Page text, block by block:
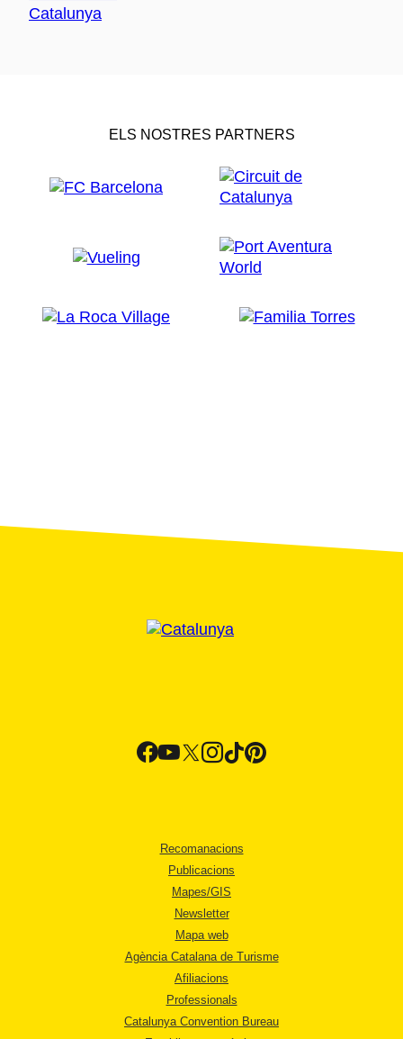
ELS NOSTRES PARTNERS
Recomanacions
Publicacions
Mapes/GIS
Newsletter
Mapa web
Agència Catalana de Turisme
Afiliacions
Professionals
Catalunya Convention Bureau